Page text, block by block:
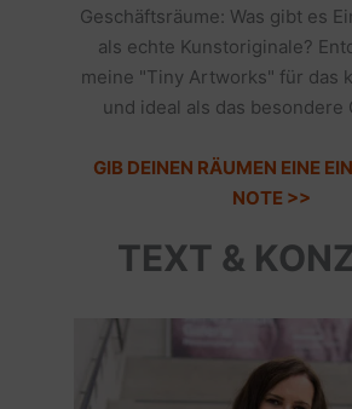
Geschäftsräume: Was gibt es
als echte Kunstoriginale?
meine "Tiny Artworks" für das
und ideal als das besondere
GIB DEINEN RÄUMEN EINE
NOTE >>
TEXT &